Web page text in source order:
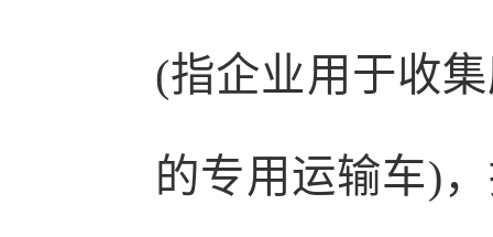
(指企业用于收
的专用运输车)